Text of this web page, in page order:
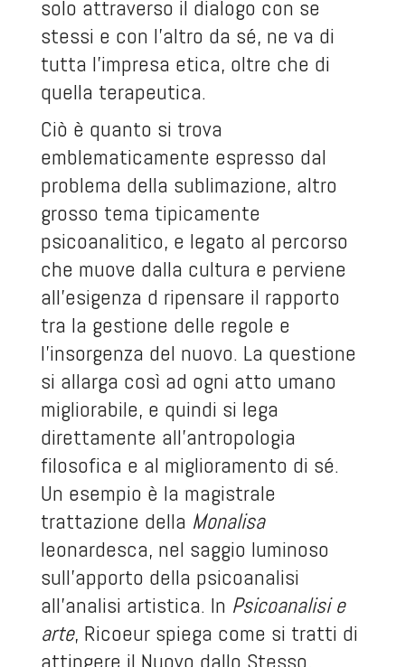
solo attraverso il dialogo con se
stessi e con l’altro da sé, ne va di
tutta l’impresa etica, oltre che di
quella terapeutica.
Ciò è quanto si trova
emblematicamente espresso dal
problema della sublimazione, altro
grosso tema tipicamente
psicoanalitico, e legato al percorso
che muove dalla cultura e perviene
all’esigenza d ripensare il rapporto
tra la gestione delle regole e
l’insorgenza del nuovo. La questione
si allarga così ad ogni atto umano
migliorabile, e quindi si lega
direttamente all’antropologia
filosofica e al miglioramento di sé.
Un esempio è la magistrale
trattazione della Monalisa
leonardesca, nel saggio luminoso
sull’apporto della psicoanalisi
all’analisi artistica. In Psicoanalisi e
arte, Ricoeur spiega come si tratti di
attingere il Nuovo dallo Stesso,